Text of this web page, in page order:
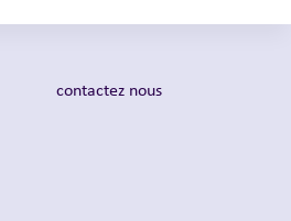
contactez nous